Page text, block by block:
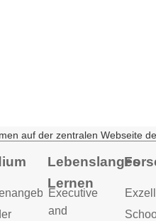
auf der zentralen Webseite
Lebenslanges
Lernen
Executive
and